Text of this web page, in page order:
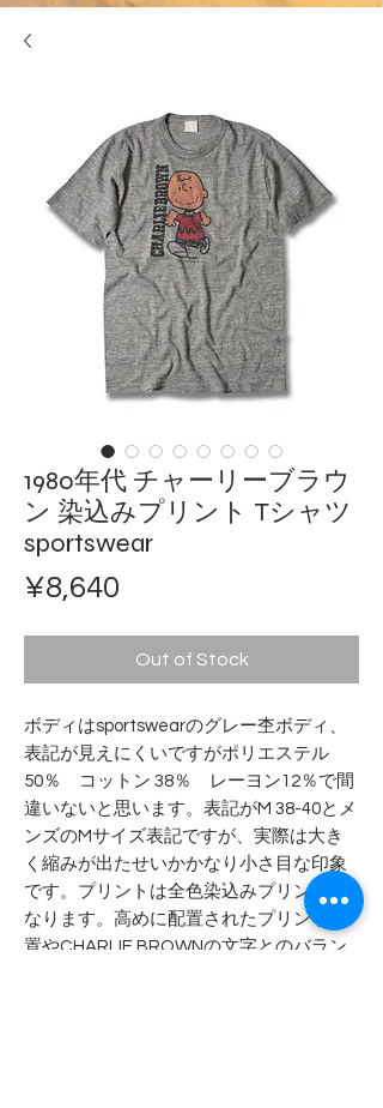
1980年代 チャーリーブラウ
ン 染込みプリント Tシャツ
sportswear
¥8,640
Out of Stock
ボディはsportswearのグレー杢ボディ、
表記が見えにくいですがポリエステル
50％ コットン 38％ レーヨン12％で間
違いないと思います。表記がM 38-40とメ
ンズのMサイズ表記ですが、実際は大き
く縮みが出たせいかかなり小さ目な印象
です。プリントは全色染込みプリントと
なります。高めに配置されたプリント位
置やCHARLIE BROWNの文字とのバラン